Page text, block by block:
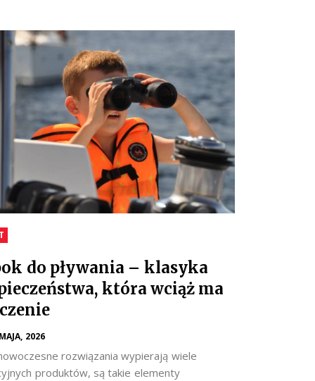
do pływania – klasyka
która wciąż ma
2026
rozwiązania wypierają wiele
produktów, są takie elementy